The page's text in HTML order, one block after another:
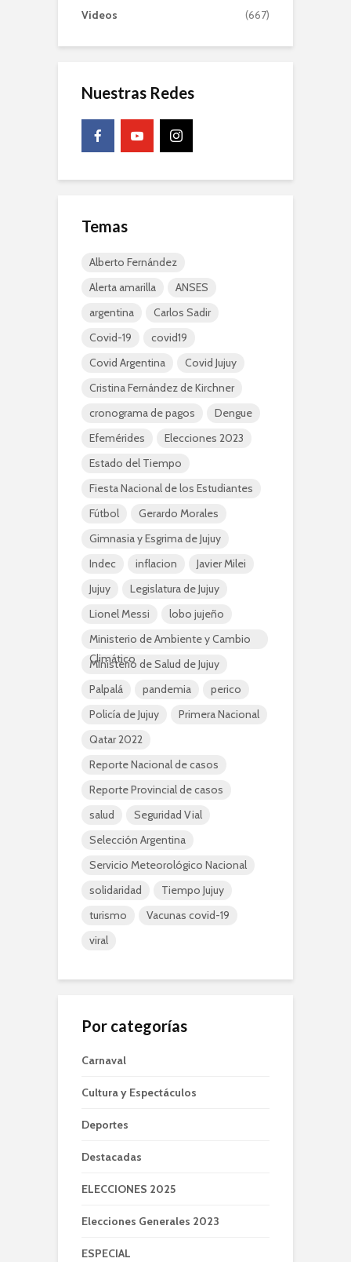
Videos (667)
Nuestras Redes
Temas
Alberto Fernández
Alerta amarilla
ANSES
argentina
Carlos Sadir
Covid-19
covid19
Covid Argentina
Covid Jujuy
Cristina Fernández de Kirchner
cronograma de pagos
Dengue
Efemérides
Elecciones 2023
Estado del Tiempo
Fiesta Nacional de los Estudiantes
Fútbol
Gerardo Morales
Gimnasia y Esgrima de Jujuy
Indec
inflacion
Javier Milei
Jujuy
Legislatura de Jujuy
Lionel Messi
lobo jujeño
Ministerio de Ambiente y Cambio
Climático
Ministerio de Salud de Jujuy
Palpalá
pandemia
perico
Policía de Jujuy
Primera Nacional
Qatar 2022
Reporte Nacional de casos
Reporte Provincial de casos
salud
Seguridad Vial
Selección Argentina
Servicio Meteorológico Nacional
solidaridad
Tiempo Jujuy
turismo
Vacunas covid-19
viral
Por categorías
Carnaval
Cultura y Espectáculos
Deportes
Destacadas
ELECCIONES 2025
Elecciones Generales 2023
ESPECIAL